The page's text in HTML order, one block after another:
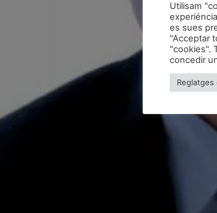
Utilisam
es sues
"Acceptar
"cookies".
concedir